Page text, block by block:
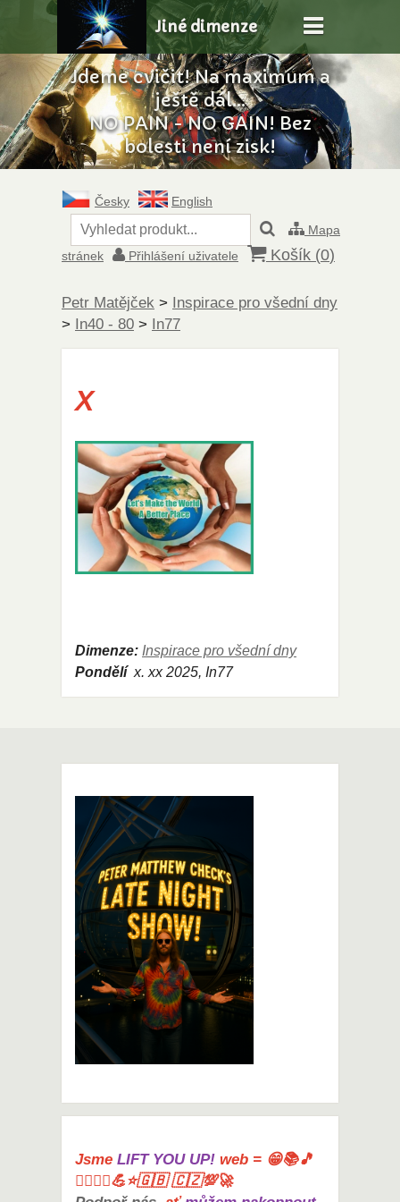
Jdeme cvičit! Na maximum a
ještě dál...
NO PAIN - NO GAIN! Bez
bolesti není zisk!
Jiné dimenze
Česky
English
Mapa
stránek
Přihlášení uživatele Košík (0)
Petr Matějček > Inspirace pro všední dny
> In40 - 80 > In77
X
Dimenze: Inspirace pro všední dny
Pondělí x. xx 2025, In77
Jsme LIFT YOU UP! web = 😁📚🎵
🤸‍♀️🏋️‍♀️💪⭐🇬🇧 🇨🇿💯🚀